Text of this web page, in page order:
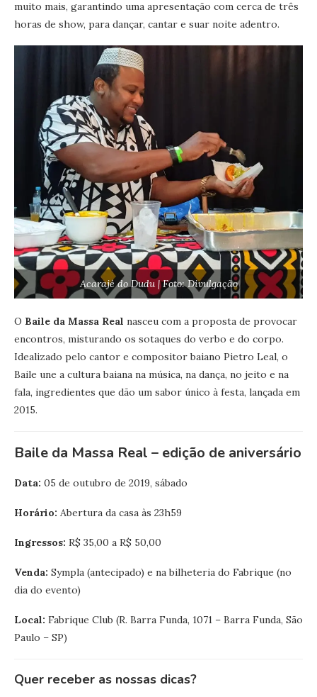
muito mais, garantindo uma apresentação com cerca de três
horas de show, para dançar, cantar e suar noite adentro.
Acarajé do Dudu | Foto: Divulgação
O Baile da Massa Real nasceu com a proposta de provocar
encontros, misturando os sotaques do verbo e do corpo.
Idealizado pelo cantor e compositor baiano Pietro Leal, o
Baile une a cultura baiana na música, na dança, no jeito e na
fala, ingredientes que dão um sabor único à festa, lançada em
2015.
Baile da Massa Real – edição de aniversário
Data: 05 de outubro de 2019, sábado
Horário: Abertura da casa às 23h59
Ingressos: R$ 35,00 a R$ 50,00
Venda: Sympla (antecipado) e na bilheteria do Fabrique (no
dia do evento)
Local: Fabrique Club (R. Barra Funda, 1071 – Barra Funda, São
Paulo – SP)
Quer receber as nossas dicas?